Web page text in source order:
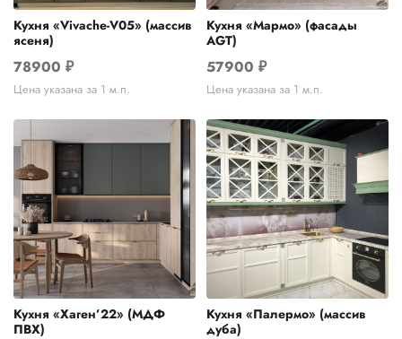
Кухня «Vivache-V05» (массив
ясеня)
78900 ₽
Цена указана за 1 м.п.
Кухня «Мармо» (фасады
AGT)
57900 ₽
Цена указана за 1 м.п.
Кухня «Хаген’22» (МДФ
ПВХ)
Кухня «Палермо» (массив
дуба)